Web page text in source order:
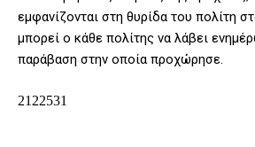
εμφανίζονται στη θυρίδα του πολίτη
μπορεί ο κάθε πολίτης να λάβει
παράβαση στην οποία προχώρησε.